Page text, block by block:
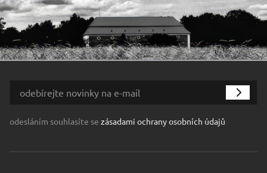
odesláním souhlasíte se zásadami ochrany osobních údajů